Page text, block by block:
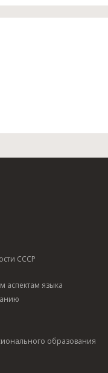
СССР
аспектам языка
образования